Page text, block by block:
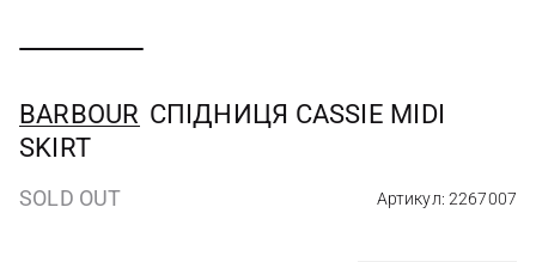
BARBOUR СПІДНИЦЯ CASSIE MIDI
SKIRT
SOLD OUT Артикул: 2267007